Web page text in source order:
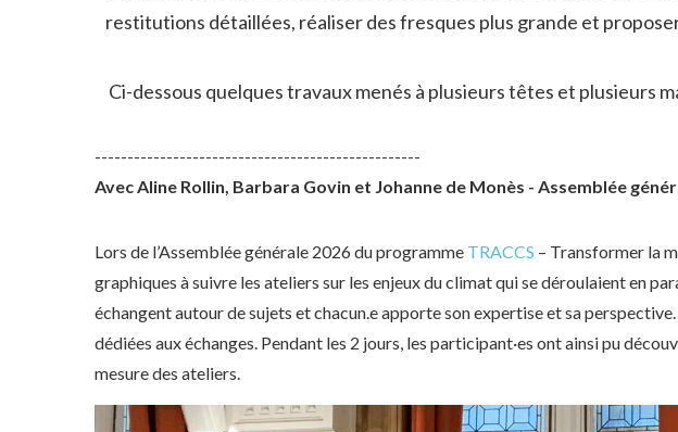
restitutions détaillées, réaliser des fresques plus grande et
Ci-dessous quelques travaux menés à plusieurs têtes et plusieurs
--------------------------------------------------
Avec Aline Rollin, Barbara Govin et Johanne de Monès - Assemblée
Lors de l’Assemblée générale 2026 du programme TRACCS – Transformer la
graphiques à suivre les ateliers sur les enjeux du climat qui se déroulaient en
échangent autour de sujets et chacun.e apporte son expertise et sa
dédiées aux échanges. Pendant les 2 jours, les participant·es ont ainsi pu
mesure des ateliers.